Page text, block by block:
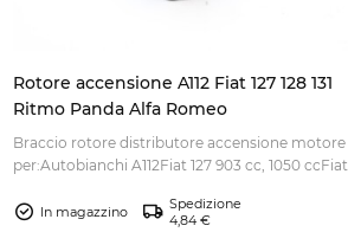
Rotore accensione A112 Fiat 127 128 131
Ritmo Panda Alfa Romeo
Braccio rotore distributore accensione motore
per:Autobianchi A112Fiat 127 903 cc, 1050 ccFiat
In magazzino
Spedizione
4,84 €